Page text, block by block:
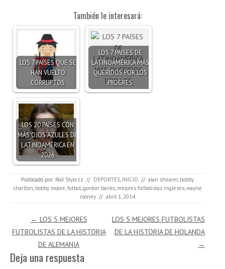
También le interesará:
LOS 7 PAÍSES QUE SE
HAN VUELTO
CORRUPTOS
LOS 7 PAÍSES DE
LATINOAMÉRICA MÁS
QUERIDOS POR LOS
PROGRES
LOS 20 PAÍSES CON
MÁS OJOS AZULES DE
LATINOAMÉRICA EN
2026
Publicado por: Rod Stylezz // DEPORTES, INICIO // alan shearer, bobby
charlton, bobby moore,futbol,gordon banks, mejores futbolistas ingleses,wayne
rooney // abril 1, 2014
Navegación de entradas
← LOS 5 MEJORES
FUTBOLISTAS DE LA HISTORIA
DE ALEMANIA
LOS 5 MEJORES FUTBOLISTAS
DE LA HISTORIA DE HOLANDA
→
Deja una respuesta